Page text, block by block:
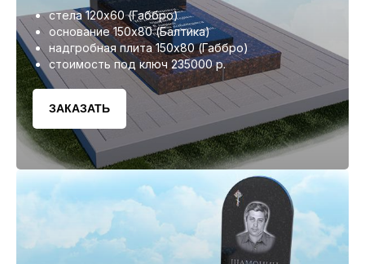
стела 120х60 (Габбро)
основание 150х80 (Балтика)
надгробная плита 150х80 (Габбро)
стоимость под ключ 235000 р.
ЗАКАЗАТЬ